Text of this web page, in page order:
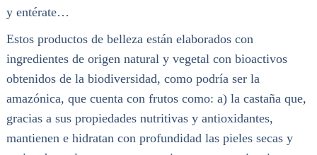
y entérate…
Estos productos de belleza están elaborados con
ingredientes de origen natural y vegetal con bioactivos
obtenidos de la biodiversidad, como podría ser la
amazónica, que cuenta con frutos como: a) la castaña que,
gracias a sus propiedades nutritivas y antioxidantes,
mantienen e hidratan con profundidad las pieles secas y